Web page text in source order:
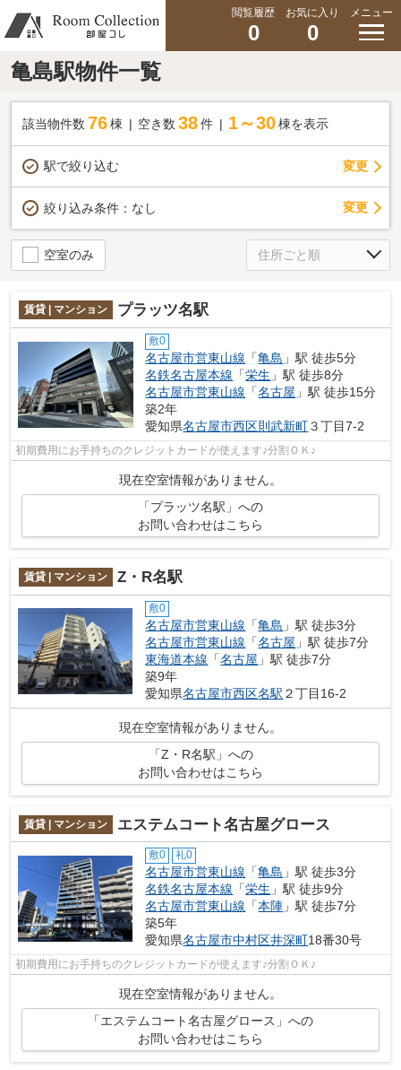
閲覧履歴
0
お気に入り
0
メニュー
亀島駅物件一覧
該当物件数 76棟 空き数 38 件 1～30 棟を表示
駅で絞り込む 変更
絞り込み条件： なし 変更
空室のみ
賃貸 | マンション プラッツ名駅
敷0
名古屋市営東山線 「亀島 」駅 徒歩5分
名鉄名古屋本線 「栄生 」駅 徒歩8分
名古屋市営東山線 「名古屋 」駅 徒歩15分
築2年
愛知県名古屋市西区則武新町３丁目7-2
初期費用にお手持ちのクレジットカードが使えます♪分割ＯＫ♪
現在空室情報がありません。
「プラッツ名駅」への
お問い合わせはこちら
賃貸 | マンション Z・R名駅
敷0
名古屋市営東山線 「亀島 」駅 徒歩3分
名古屋市営東山線 「名古屋 」駅 徒歩7分
東海道本線 「名古屋 」駅 徒歩7分
築9年
愛知県名古屋市西区名駅 ２丁目16-2
現在空室情報がありません。
「Z・R名駅」への
お問い合わせはこちら
賃貸 | マンション エステムコート名古屋グロース
敷0 礼0
名古屋市営東山線 「亀島 」駅 徒歩3分
名鉄名古屋本線 「栄生 」駅 徒歩9分
名古屋市営東山線 「本陣 」駅 徒歩7分
築5年
愛知県名古屋市中村区井深町18番30号
初期費用にお手持ちのクレジットカードが使えます♪分割ＯＫ♪
現在空室情報がありません。
「エステムコート名古屋グロース」への
お問い合わせはこちら